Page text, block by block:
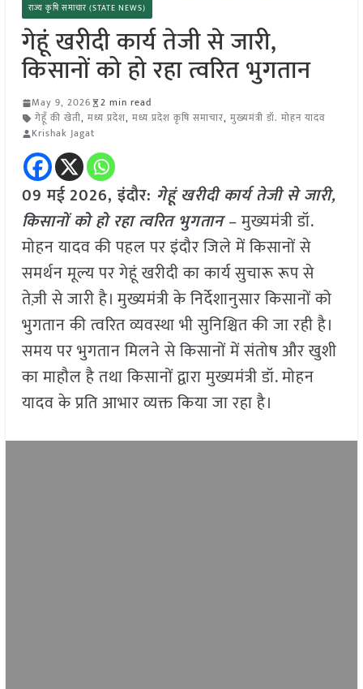
राज्य कृषि समाचार (STATE NEWS)
गेहूं खरीदी कार्य तेजी से जारी,
किसानों को हो रहा त्वरित भुगतान
May 9, 2026
2 min read
गेहूँ की खेती, मध्य प्रदेश, मध्य प्रदेश कृषि समाचार, मुख्यमंत्री डॉ. मोहन यादव
Krishak Jagat
09 मई2026,इंदौर: गेहूं खरीदी कार्य तेजी से जारी,
किसानों को हो रहा त्वरित भुगतान– मुख्यमंत्री डॉ.
मोहन यादव की पहल पर इंदौर जिले में किसानों से
समर्थन मूल्य पर गेहूं खरीदी का कार्य सुचारू रूप से
तेज़ी से जारी है। मुख्यमंत्री के निर्देशानुसार किसानों को
भुगतान की त्वरित व्यवस्था भी सुनिश्चित की जा रही है।
समय पर भुगतान मिलने से किसानों में संतोष और खुशी
का माहौल है तथा किसानों द्वारा मुख्यमंत्री डॉ. मोहन
यादव के प्रति आभार व्यक्त किया जा रहा है।